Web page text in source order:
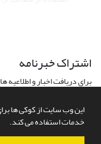
این وب سایت از کوکی ها
خدمات استفاده می کند.
اشتراک خبرنامه
برای دریافت اخبار و